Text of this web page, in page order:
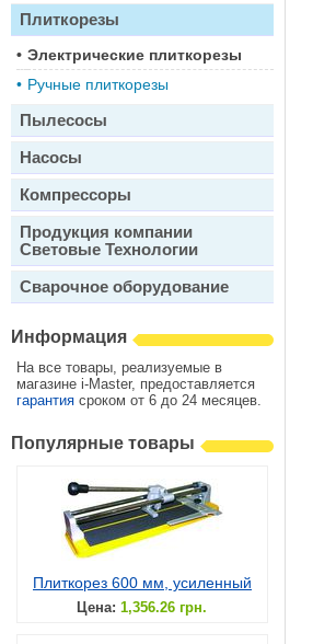
Плиткорезы
• Электрические плиткорезы
• Ручные плиткорезы
Пылесосы
Насосы
Компрессоры
Продукция компании
Световые Технологии
Сварочное оборудование
Информация
На все товары, реализуемые в
магазине i-Master, предоставляется
гарантия сроком от 6 до 24 месяцев.
Популярные товары
Плиткорез 600 мм, усиленный
Цена: 1,356.26 грн.